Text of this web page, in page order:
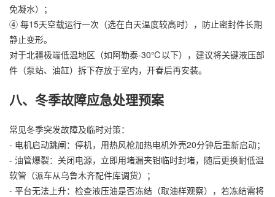
免凝水）；
④ 每15天空载运行一次（选在白天温度较高时），防止密封件长期
静止变形。
对于北疆极端低温地区（如阿勒泰-30℃以下），建议将关键液压部
件（泵站、油缸）拆下存放于室内，开春后再安装。
八、冬季故障应急处理预案
常见冬季突发故障及临时对策：
- 电机启动跳闸：停机，用热风枪加热电机外壳20分钟后重新启动；
- 油管爆裂：关闭电源，立即用堵漏夹钳临时封堵，随后更换耐低温
软管（派车从乌鲁木齐配件库调货）；
- 平台无法上升：检查液压油是否冻结（取油样观察），若冻结需将